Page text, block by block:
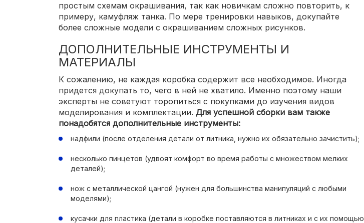
простым схемам окрашивания, так как новичкам сложно повторить, к
примеру, камуфляж танка. По мере тренировки навыков, докупайте
более сложные модели с окрашиванием сложных рисунков.
ДОПОЛНИТЕЛЬНЫЕ ИНСТРУМЕНТЫ И
МАТЕРИАЛЫ
К сожалению, не каждая коробка содержит все необходимое. Иногда
придется докупать то, чего в ней не хватило. Именно поэтому наши
эксперты не советуют торопиться с покупками до изучения видов
моделирования и комплектации. Для успешной сборки вам также
понадобятся дополнительные инструменты:
надфили (после отделения детали от литника, нужно их обязательно зачистить);
несколько пинцетов (удвоят комфорт во время работы с множеством мелких
деталей);
нож с металлической цангой (нужен для большинства манипуляций с любыми
моделями);
кусачки для пластика (детали в коробке поставляются в литниках и с их помощью